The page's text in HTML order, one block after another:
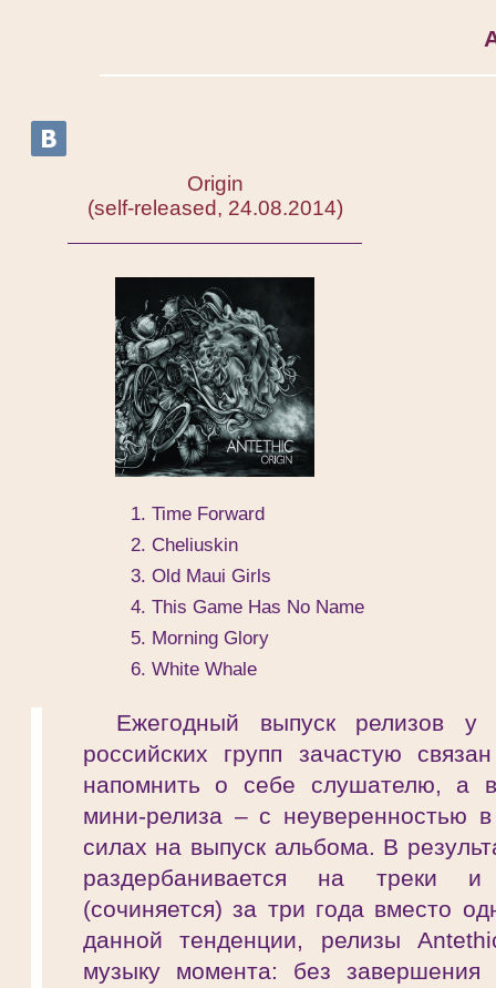
Origin
self-released, 24.08.2014
Time Forward
Cheliuskin
Old Maui Girls
This Game Has No Name
Morning Glory
White Whale
Ежегодный выпуск релизов у
российских групп зачастую
напомнить о себе слушателю, а
мини-релиза – с неуверенностью
силах на выпуск альбома. В
раздербанивается на треки и
(сочиняется) за три года вместо
данной тенденции, релизы
музыку момента: без завершения